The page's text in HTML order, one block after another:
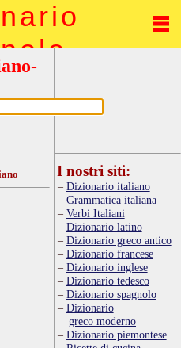
I nostri siti:
Dizionario italiano
Grammatica italiana
Verbi Italiani
Dizionario latino
Dizionario greco antico
Dizionario francese
Dizionario inglese
Dizionario tedesco
Dizionario spagnolo
Dizionario
greco moderno
Dizionario piemontese